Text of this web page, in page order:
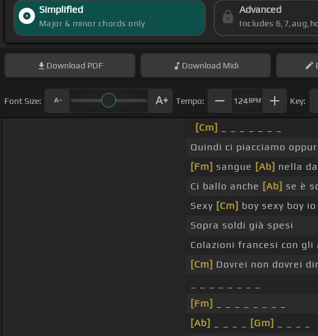
Simplified
Major & minor chords only
Advanced
Includes
Download PDF Download Midi
Font Size: Tempo: 124BPM Key:
[Cm]
Quindi ci piacciamo
[Fm] sangue [Ab] nella
Ci ballo anche [Ab] se è
Sexy [Cm] boy sexy boy
Sopra soldi già spesi
Colazioni francesi con gli
[Cm] Dovrei non dovrei
[Fm]
[Ab]
[Gm]